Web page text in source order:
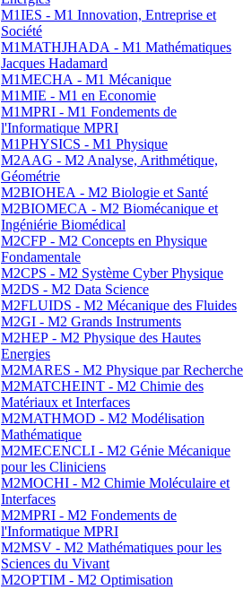
M1IES - M1 Innovation, Entreprise et
Société
M1MATHJHADA - M1 Mathématiques
Jacques Hadamard
M1MECHA - M1 Mécanique
M1MIE - M1 en Economie
M1MPRI - M1 Fondements de
l'Informatique MPRI
M1PHYSICS - M1 Physique
M2AAG - M2 Analyse, Arithmétique,
Géométrie
M2BIOHEA - M2 Biologie et Santé
M2BIOMECA - M2 Biomécanique et
Ingéniérie Biomédical
M2CFP - M2 Concepts en Physique
Fondamentale
M2CPS - M2 Système Cyber Physique
M2DS - M2 Data Science
M2FLUIDS - M2 Mécanique des Fluides
M2GI - M2 Grands Instruments
M2HEP - M2 Physique des Hautes
Energies
M2MARES - M2 Physique par Recherche
M2MATCHEINT - M2 Chimie des
Matériaux et Interfaces
M2MATHMOD - M2 Modélisation
Mathématique
M2MECENCLI - M2 Génie Mécanique
pour les Cliniciens
M2MOCHI - M2 Chimie Moléculaire et
Interfaces
M2MPRI - M2 Fondements de
l'Informatique MPRI
M2MSV - M2 Mathématiques pour les
Sciences du Vivant
M2OPTIM - M2 Optimisation